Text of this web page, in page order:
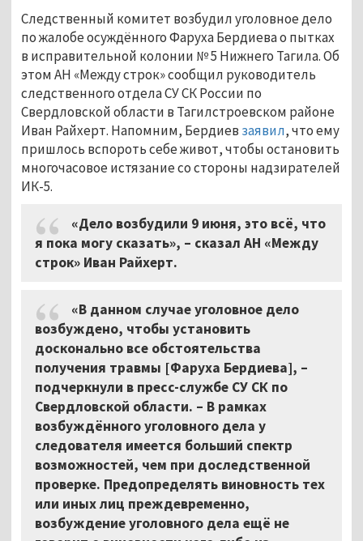
Следственный комитет возбудил уголовное дело
по жалобе осуждённого Фаруха Бердиева о пытках
в исправительной колонии № 5 Нижнего Тагила. Об
этом АН «Между строк» сообщил руководитель
следственного отдела СУ СК России по
Свердловской области в Тагилстроевском районе
Иван Райхерт. Напомним, Бердиев заявил, что ему
пришлось вспороть себе живот, чтобы остановить
многочасовое истязание со стороны надзирателей
ИК-5.
«Дело возбудили 9 июня, это всё, что
я пока могу сказать», – сказал АН «Между
строк» Иван Райхерт.
«В данном случае уголовное дело
возбуждено, чтобы установить
досконально все обстоятельства
получения травмы [Фаруха Бердиева], –
подчеркнули в пресс-службе СУ СК по
Свердловской области. – В рамках
возбуждённого уголовного дела у
следователя имеется больший спектр
возможностей, чем при доследственной
проверке. Предопределять виновность тех
или иных лиц преждевременно,
возбуждение уголовного дела ещё не